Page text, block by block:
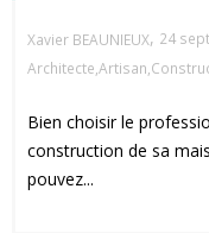
Xavier BEAUNIEUX, 24
Architecte Artisan
Bien choisir le
construction de sa
pouvez...